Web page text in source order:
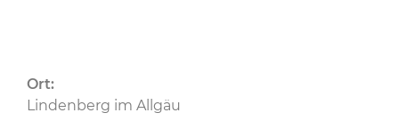
Ort:
Lindenberg im Allgäu